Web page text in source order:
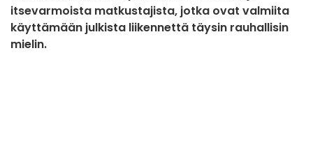
itsevarmoista matkustajista, jotka ovat valmiita
käyttämään julkista liikennettä täysin rauhallisin
mielin.